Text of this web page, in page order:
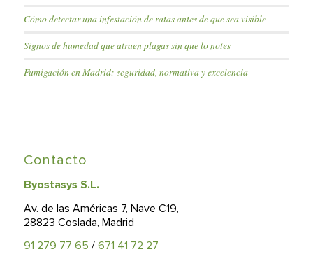
Cómo detectar una infestación de ratas antes de que sea visible
Signos de humedad que atraen plagas sin que lo notes
Fumigación en Madrid: seguridad, normativa y excelencia
Contacto
Byostasys S.L.
Av. de las Américas 7, Nave C19,
28823 Coslada, Madrid
91 279 77 65 / 671 41 72 27